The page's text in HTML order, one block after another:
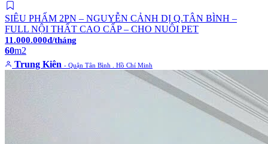
SIÊU PHẨM 2PN – NGUYỄN CẢNH DỊ Q.TÂN BÌNH –
FULL NỘI THẤT CAO CẤP – CHO NUÔI PET
11.000.000đ/tháng
60m2
Trung Kiên - Quận Tân Bình . Hồ Chí Minh